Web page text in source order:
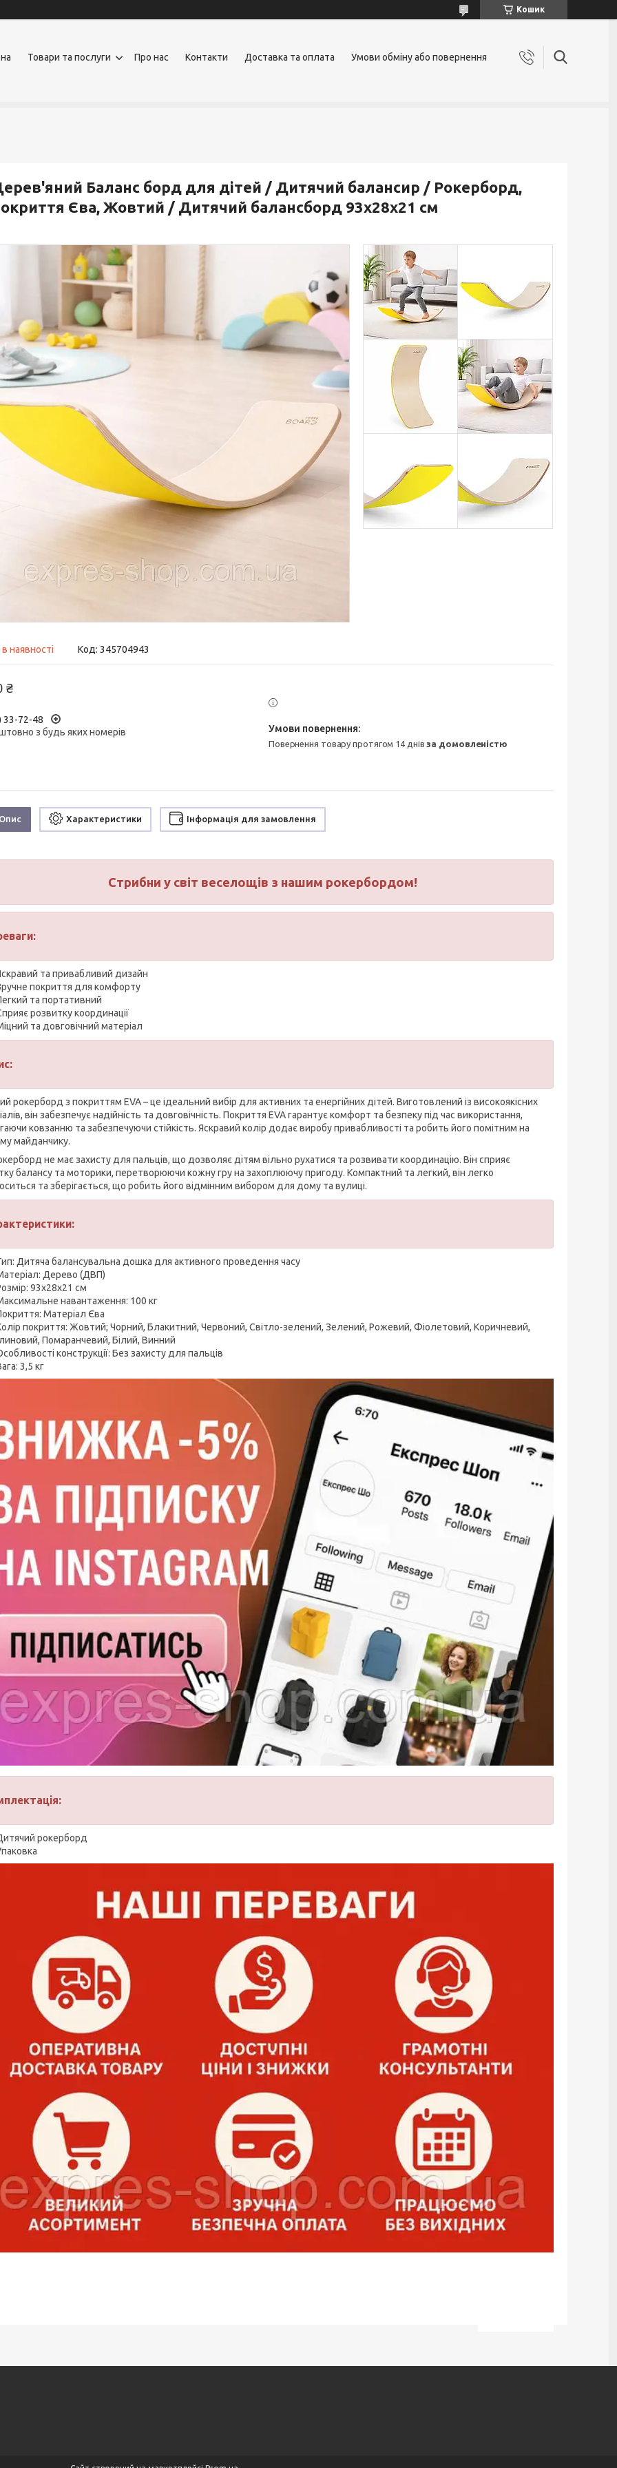
Кошик
Товари та послуги Про нас Контакти Доставка та оплата Умови обміну або повернення
Баланс борд для дітей / Дитячий балансир / Рокерборд,
Єва, Жовтий / Дитячий балансборд 93х28х21 см
наявності Код: 345704943
₴
33-72-48
з будь яких номерів
повернення товару протягом 14 днівза домовленістю
Характеристики Інформація для замовлення
Стрибни у світ веселощів з нашим рокербордом!
та привабливий дизайн
покриття для комфорту
та портативний
розвитку координації
та довговічний матеріал
рокерборд з покриттям EVA – це ідеальний вибір для активних та енергійних дітей. Виготовлений із високоякісних
він забезпечує надійність та довговічність. Покриття EVA гарантує комфорт та безпеку під час використання,
ковзанню та забезпечуючи стійкість. Яскравий колір додає виробу привабливості та робить його помітним на
майданчику.
не має захисту для пальців, що дозволяє дітям вільно рухатися та розвивати координацію. Він сприяє
балансу та моторики, перетворюючи кожну гру на захоплюючу пригоду. Компактний та легкий, він легко
та зберігається, що робить його відмінним вибором для дому та вулиці.
Дитяча балансувальна дошка для активного проведення часу
Дерево (ДВП)
93х28х21 см
навантаження: 100 кг
Матеріал Єва
покриття: Жовтий; Чорний, Блакитний, Червоний, Світло-зелений, Зелений, Рожевий, Фіолетовий, Коричневий,
Помаранчевий, Білий, Винний
конструкції: Без захисту для пальців
3,5 кг
рокерборд